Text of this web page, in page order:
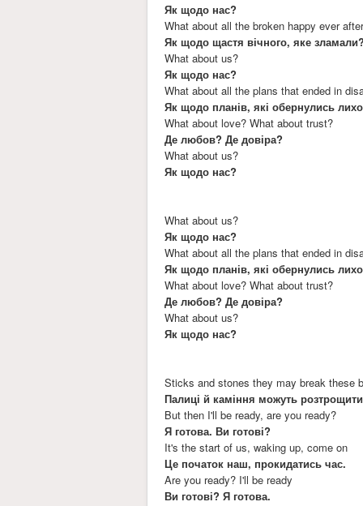
Як щодо нас?
What about all the broken happy ever
Як щодо щастя вічного, яке зламали?
What about us?
Як щодо нас?
What about all the plans that ended in
Як щодо планів, які обернулись
What about love? What about trust?
Де любов? Де довіра?
What about us?
Як щодо нас?
What about us?
Як щодо нас?
What about all the plans that ended in
Як щодо планів, які обернулись
What about love? What about trust?
Де любов? Де довіра?
What about us?
Як щодо нас?
Sticks and stones they may break these
Палиці й каміння можуть
But then I'll be ready, are you ready?
Я готова. Ви готові?
It's the start of us, waking up, come on
Це початок наш, прокидатись час.
Are you ready? I'll be ready
Ви готові? Я готова.